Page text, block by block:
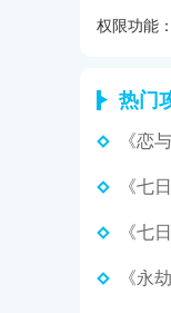
权限功能：
热门
《恋
《七
《七
《永